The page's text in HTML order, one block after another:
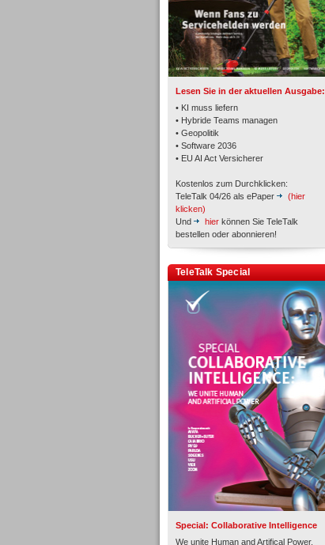
Lesen Sie in der aktuellen Ausgabe:
• KI muss liefern
• Hybride Teams managen
• Geopolitik
• Software 2036
• EU AI Act Versicherer
Kostenlos zum Durchklicken:
TeleTalk 04/26 als ePaper
(hier
klicken)
Und
hier können Sie TeleTalk
bestellen oder abonnieren!
TeleTalk Special
Special: Collaborative Intelligence
We unite Human and Artifical Power.
TK- und ACD-Systeme
Workforce-Management
Personal
Inbound